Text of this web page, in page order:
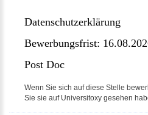
Datenschutzerklärung
Bewerbungsfrist:
Post Doc
Wenn Sie sich auf diese Stelle
Sie sie auf Universitoxy gesehen